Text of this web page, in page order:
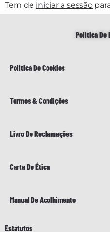
Tem de iniciar a sessão
Politica De
Politica De Cookies
Termos & Condições
Livro De Reclamações
Carta De Ética
Manual De Acolhimento
Estatutos